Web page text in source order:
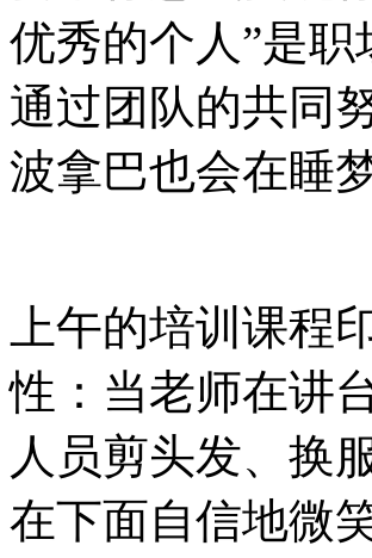
优秀的个人”是
通过团队的共同
波拿巴也会在睡
上午的培训课程
性：当老师在讲
人员剪头发、换
在下面自信地微